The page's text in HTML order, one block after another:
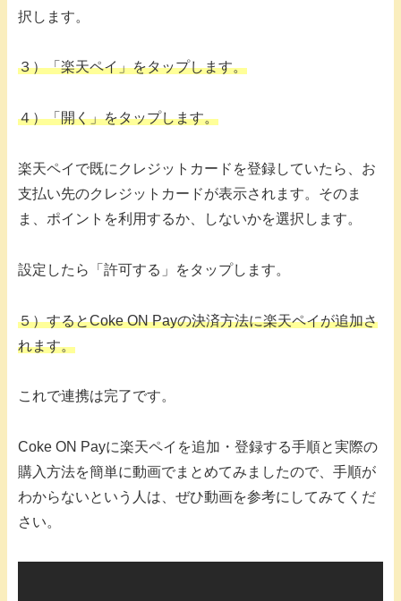
択します。
３）「楽天ペイ」をタップします。
４）「開く」をタップします。
楽天ペイで既にクレジットカードを登録していたら、お
支払い先のクレジットカードが表示されます。そのま
ま、ポイントを利用するか、しないかを選択します。
設定したら「許可する」をタップします。
５）するとCoke ON Payの決済方法に楽天ペイが追加さ
れます。
これで連携は完了です。
Coke ON Payに楽天ペイを追加・登録する手順と実際の
購入方法を簡単に動画でまとめてみましたので、手順が
わからないという人は、ぜひ動画を参考にしてみてくだ
さい。